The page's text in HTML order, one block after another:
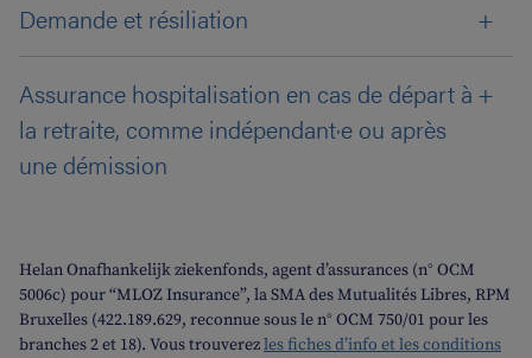
Demande et résiliation
Assurance hospitalisation en cas de départ à
la retraite, comme indépendant·e ou après
une démission
Helan Onafhankelijk ziekenfonds, agent d’assurances (n° OCM
5006c) pour “MLOZ Insurance”, la SMA des Mutualités Libres, RPM
Bruxelles (422.189.629, reconnue sous le n° OCM 750/01 pour les
branches 2 et 18). Vous trouverezles fiches d’info et les conditions